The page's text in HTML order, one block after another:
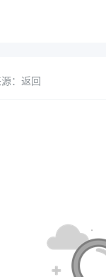
：返回